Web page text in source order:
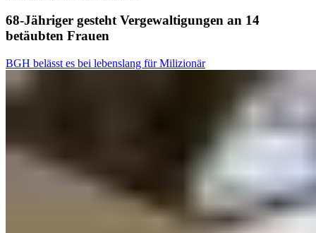
68-Jähriger gesteht Vergewaltigungen an 14
betäubten Frauen
BGH belässt es bei lebenslang für Milizionär